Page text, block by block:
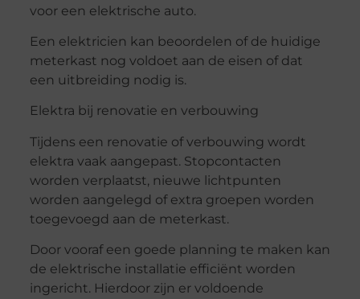
voor een elektrische auto.
Een elektricien kan beoordelen of de huidige
meterkast nog voldoet aan de eisen of dat
een uitbreiding nodig is.
Elektra bij renovatie en verbouwing
Tijdens een renovatie of verbouwing wordt
elektra vaak aangepast. Stopcontacten
worden verplaatst, nieuwe lichtpunten
worden aangelegd of extra groepen worden
toegevoegd aan de meterkast.
Door vooraf een goede planning te maken kan
de elektrische installatie efficiënt worden
ingericht. Hierdoor zijn er voldoende